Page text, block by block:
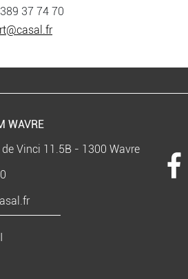
37 74 70
WAVRE
Vinci 11.5B - 1300 Wavre